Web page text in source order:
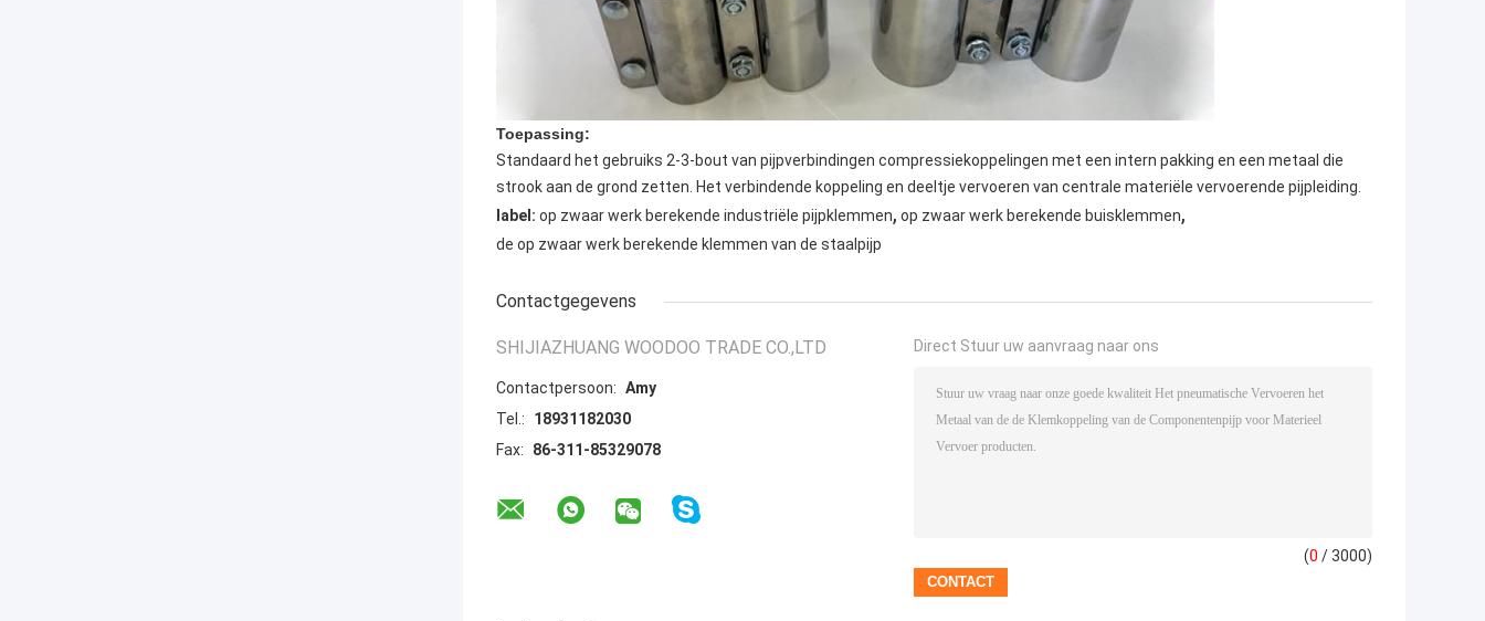
Toepassing:
Standaard het gebruiks 2-3-bout van pijpverbindingen compressiekoppelingen met een intern pakking en een metaal die
strook aan de grond zetten. Het verbindende koppeling en deeltje vervoeren van centrale materiële vervoerende pijpleiding.
label: op zwaar werk berekende industriële pijpklemmen, op zwaar werk berekende buisklemmen,
de op zwaar werk berekende klemmen van de staalpijp
Contactgegevens
SHIJIAZHUANG WOODOO TRADE CO.,LTD
Contactpersoon: Amy
Tel.:
18931182030
Fax:
86-311-85329078
Direct Stuur uw aanvraag naar ons
(0 / 3000)